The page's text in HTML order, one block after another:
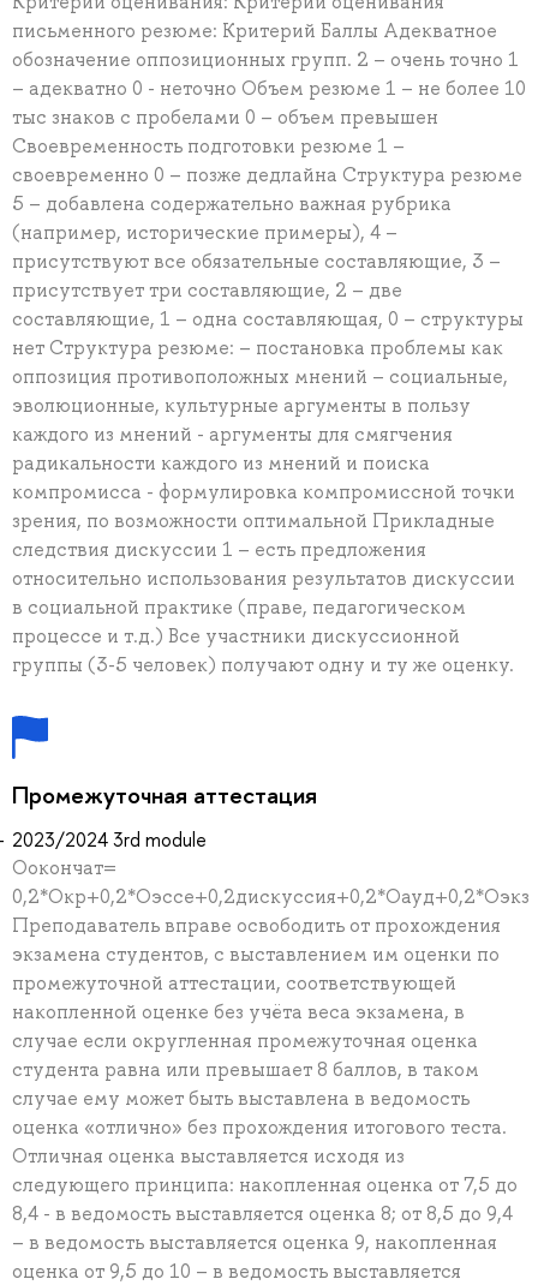
письменного резюме: Критерий Баллы Адекватное
обозначение оппозиционных групп. 2 – очень точно 1
– адекватно 0 - неточно Объем резюме 1 – не более 10
тыс знаков с пробелами 0 – объем превышен
Своевременность подготовки резюме 1 –
своевременно 0 – позже дедлайна Структура резюме
5 – добавлена содержательно важная рубрика
(например, исторические примеры), 4 –
присутствуют все обязательные составляющие, 3 –
присутствует три составляющие, 2 – две
составляющие, 1 – одна составляющая, 0 – структуры
нет Структура резюме: – постановка проблемы как
оппозиция противоположных мнений – социальные,
эволюционные, культурные аргументы в пользу
каждого из мнений - аргументы для смягчения
радикальности каждого из мнений и поиска
компромисса - формулировка компромиссной точки
зрения, по возможности оптимальной Прикладные
следствия дискуссии 1 – есть предложения
относительно использования результатов дискуссии
в социальной практике (праве, педагогическом
процессе и т.д.) Все участники дискуссионной
группы (3-5 человек) получают одну и ту же оценку.
Промежуточная аттестация
2023/2024 3rd module
Оокончат=
0,2*Окр+0,2*Оэссе+0,2дискуссия+0,2*Оауд+0,2*Оэкз
Преподаватель вправе освободить от прохождения
экзамена студентов, с выставлением им оценки по
промежуточной аттестации, соответствующей
накопленной оценке без учёта веса экзамена, в
случае если округленная промежуточная оценка
студента равна или превышает 8 баллов, в таком
случае ему может быть выставлена в ведомость
оценка «отлично» без прохождения итогового теста.
Отличная оценка выставляется исходя из
следующего принципа: накопленная оценка от 7,5 до
8,4 - в ведомость выставляется оценка 8; от 8,5 до 9,4
– в ведомость выставляется оценка 9, накопленная
оценка от 9,5 до 10 – в ведомость выставляется